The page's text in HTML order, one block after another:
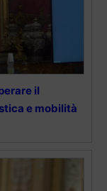
il
e mobilità